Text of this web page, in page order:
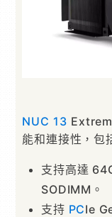
NUC 13
能和連接性，包
支持高達
SODIMM。
支持 PCIe